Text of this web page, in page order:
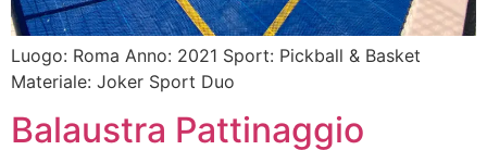
Luogo: Roma Anno: 2021 Sport: Pickball & Basket
Materiale: Joker Sport Duo
Balaustra Pattinaggio